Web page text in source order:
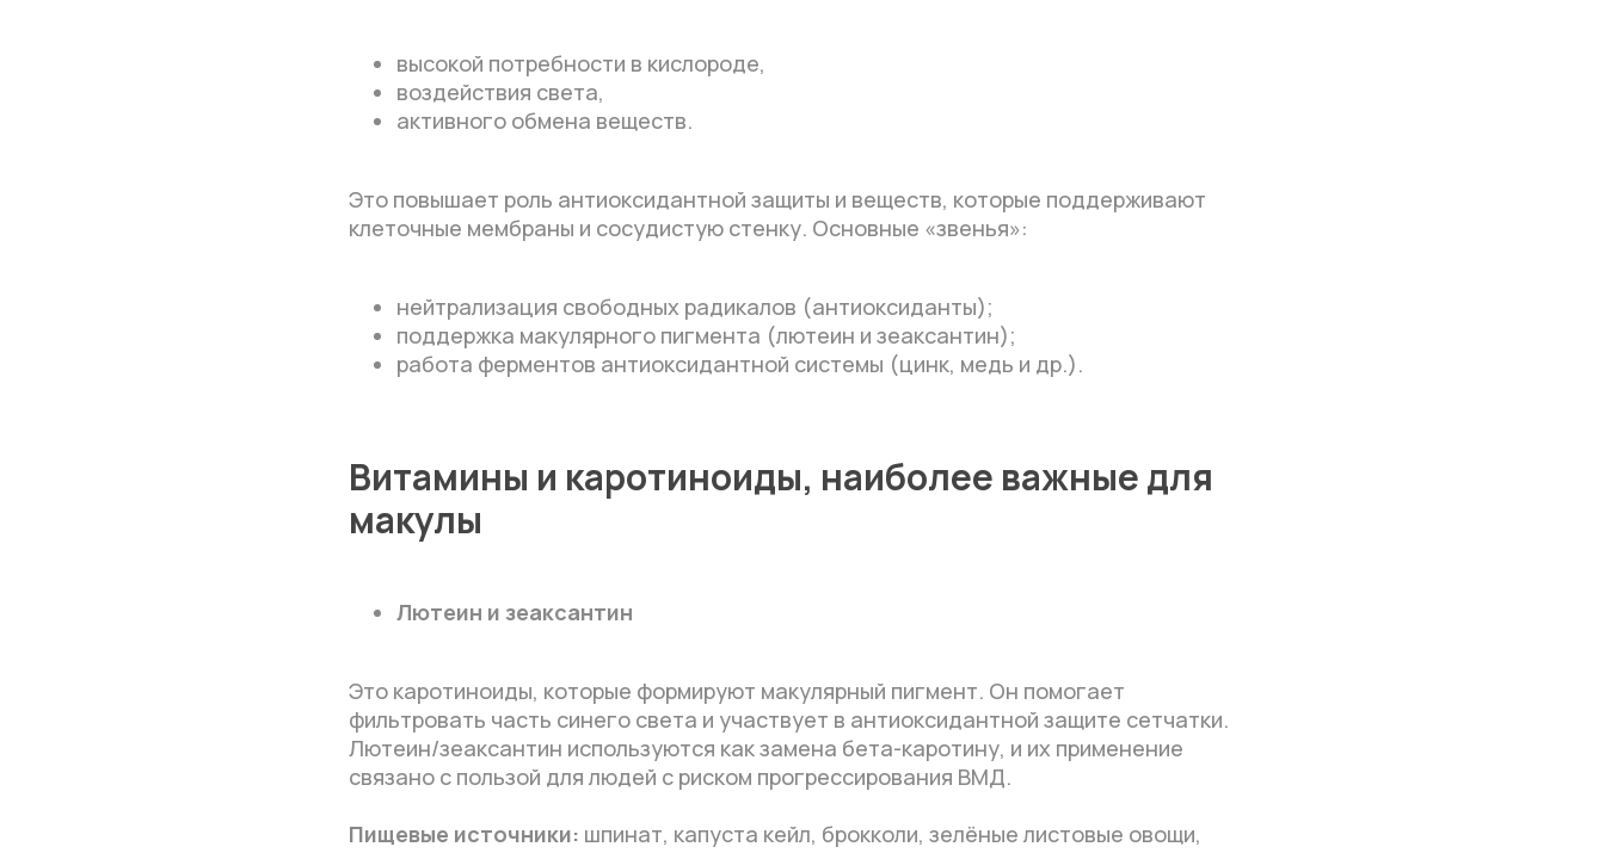
высокой потребности в кислороде,
воздействия света,
активного обмена веществ.
Это повышает роль антиоксидантной защиты и веществ, которые поддерживают
клеточные мембраны и сосудистую стенку. Основные «звенья»:
нейтрализация свободных радикалов (антиоксиданты);
поддержка макулярного пигмента (лютеин и зеаксантин);
работа ферментов антиоксидантной системы (цинк, медь и др.).
Витамины и каротиноиды, наиболее важные для
макулы
Лютеин и зеаксантин
Это каротиноиды, которые формируют макулярный пигмент. Он помогает
фильтровать часть синего света и участвует в антиоксидантной защите сетчатки.
Лютеин/зеаксантин используются как замена бета-каротину, и их применение
связано с пользой для людей с риском прогрессирования ВМД.
Пищевые источники: шпинат, капуста кейл, брокколи, зелёные листовые овощи,